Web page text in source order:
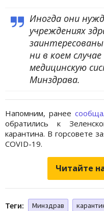
Иногда они
учреждениях
ни в коем
медицинскую
Минздрава.
Напомним, ранее
обратились к
карантина. В горсовете
COVID-19.
Читайте
Теги: Минздрав